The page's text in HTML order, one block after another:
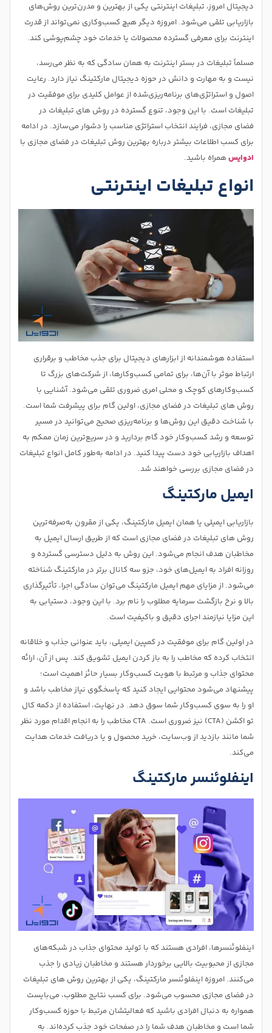
دیجیتال امروز، تبلیغات اینترنتی یکی از بهترین و مدرن‌ترین روش‌های
بازاریابی تلقی می‌شود. امروزه دیگر هیچ کسب‌وکاری نمی‌تواند از قدرت
اینترنت برای معرفی گسترده محصولات یا خدمات خود چشم‌پوشی کند.
مسلماً تبلیغات در بستر اینترنت به همان سادگی که به نظر می‌رسد،
نیست و به مهارت و دانش در حوزه دیجیتال مارکتینگ نیاز دارد. رعایت
اصول و استراتژی‌های برنامه‌ریزی‌شده از عوامل کلیدی برای موفقیت در
تبلیغات است. با این وجود، تنوع گسترده در روش های تبلیغات در
فضای مجازی، فرایند انتخاب استراتژی مناسب را دشوار می‌سازد. در ادامه
برای کسب اطلاعات بیشتر درباره بهترین روش تبلیغات در فضای مجازی با
ادوایسهمراه باشید.
انواع تبلیغات اینترنتی
استفاده هوشمندانه از ابزارهای دیجیتال برای جذب مخاطب و برقراری
ارتباط موثر با آن‌ها، برای تمامی کسب‌وکارها، از شرکت‌های بزرگ تا
کسب‌وکارهای کوچک و محلی امری ضروری تلقی می‌شود. آشنایی با
روش های تبلیغات در فضای مجازی، اولین گام برای پیشرفت شما است.
با شناخت دقیق این روش‌ها و برنامه‌ریزی صحیح می‌توانید در مسیر
توسعه و رشد کسب‌وکار خود گام بردارید و در سریع‌ترین زمان ممکم به
اهداف بازاریابی خود دست پیدا کنید. در ادامه به‌طور کامل انواع تبلیغات
در فضای مجازی بررسی خواهند شد.
ایمیل مارکتینگ
بازاریابی ایمیلی یا همان ایمیل مارکتینگ، یکی از مقرون به‌صرفه‌ترین
روش های تبلیغات در فضای مجازی است که از طریق ارسال ایمیل به
مخاطبان هدف انجام می‌شود. این روش به دلیل دسترسی گسترده و
روزانه افراد به ایمیل‌های خود، جزو سه کانال برتر در مارکتینگ شناخته
می‌شود. از مزایای مهم ایمیل مارکتینگ می‌توان سادگی اجرا، تأثیرگذاری
بالا و نرخ بازگشت سرمایه مطلوب را نام برد. با این وجود، دستیابی به
این مزایا نیازمند اجرای دقیق و باکیفیت است.
در اولین گام برای موفقیت در کمپین ایمیلی، باید عنوانی جذاب و خلاقانه
انتخاب کرده که مخاطب را به باز کردن ایمیل تشویق کند. پس از آن، ارائه
محتوای جذاب و مرتبط با هویت کسب‌وکار بسیار حائز اهمیت است؛
پیشنهاد می‌شود محتوایی ایجاد کنید که پاسخگوی نیاز مخاطب باشد و
او را به سوی کسب‌وکار شما سوق دهد. در نهایت، استفاده از دکمه کال
تو اکشن (CTA) نیز ضروری است. CTA مخاطب را به انجام اقدام مورد نظر
شما مانند بازدید از وب‌سایت، خرید محصول و یا دریافت خدمات هدایت
می‌کند.
اینفلوئنسر مارکتینگ
اینفلوئنسرها، افرادی هستند که با تولید محتوای جذاب در شبکه‌های
مجازی از محبوبیت بالایی برخوردار هستند و مخاطبان زیادی را جذب
می‌کنند. امروزه اینفلوئنسر مارکتینگ، یکی از بهترین روش های تبلیغات
در فضای مجازی محسوب می‌شود. برای کسب نتایج مطلوب، می‌بایست
همواره به دنبال افرادی باشید که فعالیتشان مرتبط با حوزه کسب‌وکار
شما است و مخاطبان هدف شما را در صفحات خود جذب کرده‌اند. به